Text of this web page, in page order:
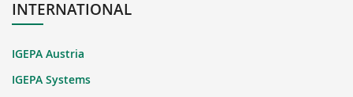
INTERNATIONAL
IGEPA Austria
IGEPA Systems